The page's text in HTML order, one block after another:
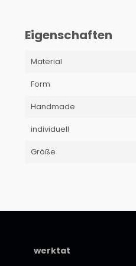
Eigenschaften
Material
Form
Handmade
individuell
Größe
werktat